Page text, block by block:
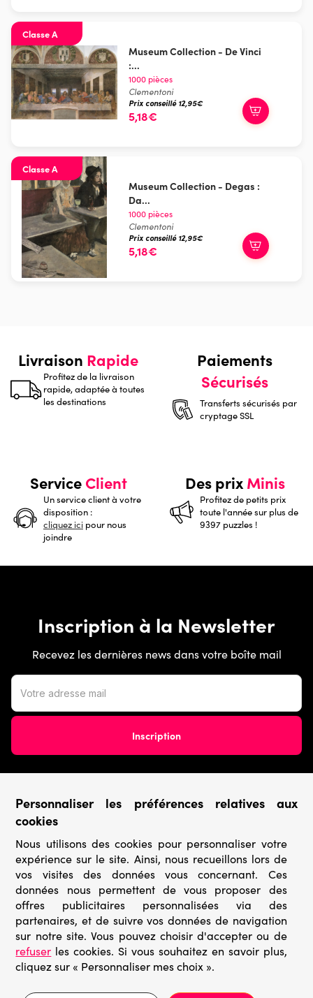
Classe A
Museum Collection - De Vinci
:...
1000 pièces
Clementoni
Prix conseillé 12,95€
5,18€
Classe A
Museum Collection - Degas :
Da...
1000 pièces
Clementoni
Prix conseillé 12,95€
5,18€
Livraison Rapide
Profitez de la livraison
rapide, adaptée à toutes
les destinations
Paiements
Sécurisés
Transferts sécurisés par
cryptage SSL
ServiceClient
Un service client à votre
disposition :
cliquez ici pour nous
joindre
Des prixMinis
Profitez de petits prix
toute l'année sur plus de
9397 puzzles !
Inscription à la Newsletter
Recevez les dernières news dans votre boîte mail
› Conditions de vente
› Conditions d’utilisation
› Confidentialité & Protection des Données
› Informations légales
Catégories
› Marques
› Derniers arrivages
› Puzzles mystères
Personnaliser les préférences relatives aux
cookies
Nous utilisons des cookies pour personnaliser votre
expérience sur le site. Ainsi, nous recueillons lors de
vos visites des données vous concernant. Ces
données nous permettent de vous proposer des
offres publicitaires personnalisées via des
partenaires, et de suivre vos données de navigation
sur notre site. Vous pouvez choisir d'accepter ou de
refuser les cookies. Si vous souhaitez en savoir plus,
cliquez sur « Personnaliser mes choix ».